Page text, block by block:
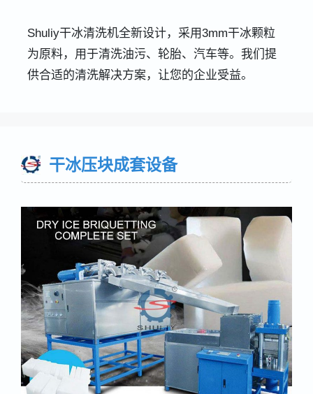
Shuliy干冰清洗机全新设计，采用3mm干冰颗粒
为原料，用于清洗油污、轮胎、汽车等。我们提
供合适的清洗解决方案，让您的企业受益。
干冰压块成套设备